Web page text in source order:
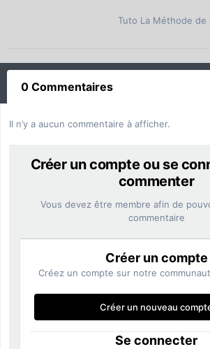
Tuto La Méthode de
0 Commentaires
Il n’y a aucun commentaire à afficher.
Créer un compte ou se
commenter
Vous devez être membre afin de
commentaire
Créer un compte
Créez un compte sur notre
Créer un nouveau
Se connecter